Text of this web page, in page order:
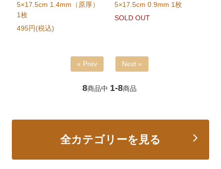
5×17.5cm 1.4mm（原厚）
1枚
495円(税込)
5×17.5cm 0.9mm 1枚
SOLD OUT
« Prev Next »
8商品中 1-8商品
全カテゴリーを見る